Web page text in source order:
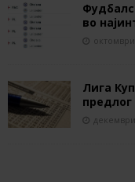
во
Лига
предлог